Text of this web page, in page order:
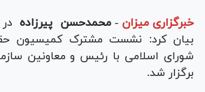
خبرگزاری میزان - محمدحسن پیرزاده
بیان کرد: نشست مشترک کمیسیون
شورای اسلامی با رئیس و معاونین
برگزار شد.